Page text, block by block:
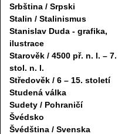
Srbština / Srpski
Stalin / Stalinismus
Stanislav Duda - grafika,
ilustrace
Starověk / 4500 př. n. l. – 7.
stol. n. l.
Středověk / 6 – 15. století
Studená válka
Sudety / Pohraničí
Švédsko
Švédština / Svenska